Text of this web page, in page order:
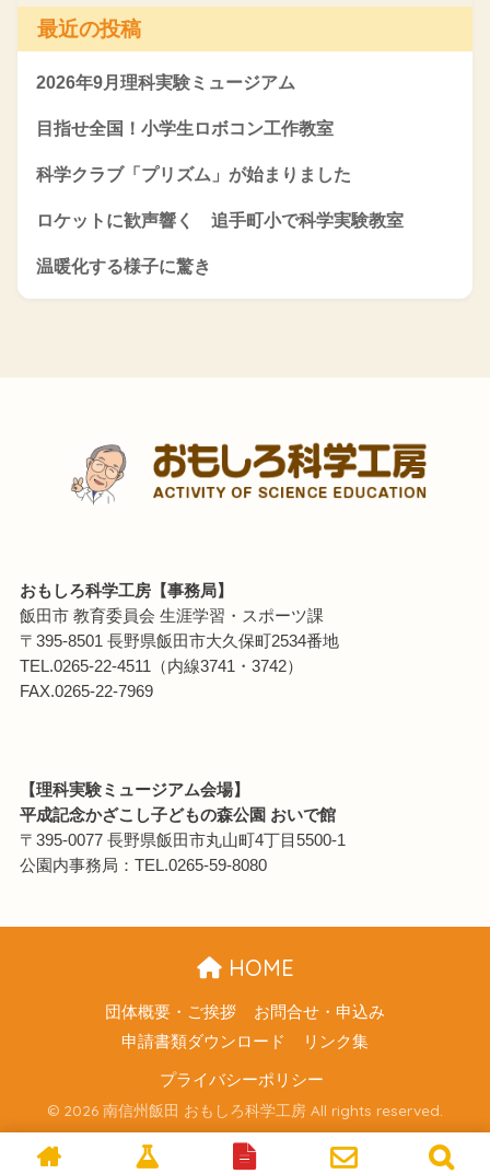
最近の投稿
2026年9月理科実験ミュージアム
目指せ全国！小学生ロボコン工作教室
科学クラブ「プリズム」が始まりました
ロケットに歓声響く 追手町小で科学実験教室
温暖化する様子に驚き
おもしろ科学工房【事務局】
飯田市 教育委員会 生涯学習・スポーツ課
〒395-8501 長野県飯田市大久保町2534番地
TEL.0265-22-4511（内線3741・3742）
FAX.0265-22-7969
【理科実験ミュージアム会場】
平成記念かざこし子どもの森公園 おいで館
〒395-0077 長野県飯田市丸山町4丁目5500-1
公園内事務局：TEL.0265-59-8080
HOME
団体概要・ご挨拶
お問合せ・申込み
申請書類ダウンロード
リンク集
プライバシーポリシー
© 2026 南信州飯田 おもしろ科学工房 All rights reserved.